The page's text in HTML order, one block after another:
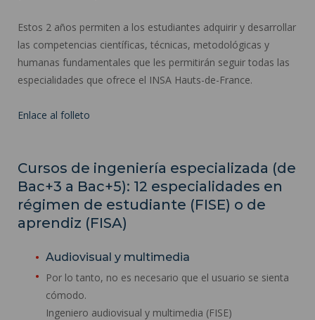
Estos 2 años permiten a los estudiantes adquirir y desarrollar
las competencias científicas, técnicas, metodológicas y
humanas fundamentales que les permitirán seguir todas las
especialidades que ofrece el INSA Hauts-de-France.
Enlace al folleto
Cursos de ingeniería especializada (de
Bac+3 a Bac+5): 12 especialidades en
régimen de estudiante (FISE) o de
aprendiz (FISA)
Audiovisual y multimedia
Por lo tanto, no es necesario que el usuario se sienta
cómodo.
Ingeniero audiovisual y multimedia (FISE)